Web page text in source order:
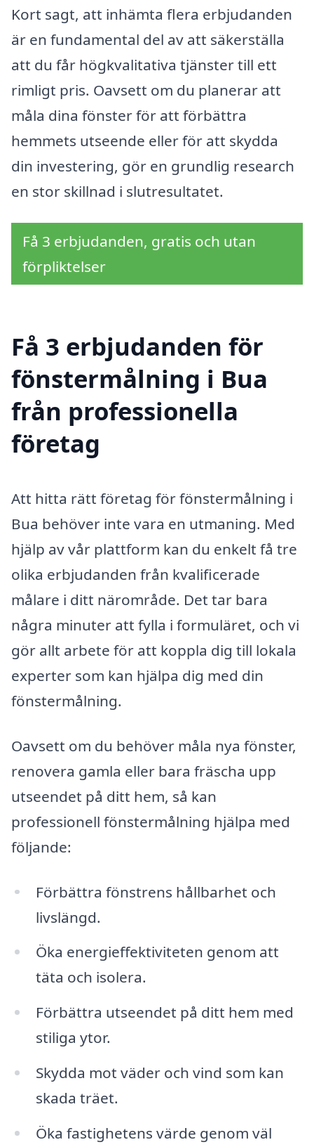
Kort sagt, att inhämta flera erbjudanden
är en fundamental del av att säkerställa
att du får högkvalitativa tjänster till ett
rimligt pris. Oavsett om du planerar att
måla dina fönster för att förbättra
hemmets utseende eller för att skydda
din investering, gör en grundlig research
en stor skillnad i slutresultatet.
Få 3 erbjudanden, gratis och utan
förpliktelser
Få 3 erbjudanden för
fönstermålning i Bua
från professionella
företag
Att hitta rätt företag för fönstermålning i
Bua behöver inte vara en utmaning. Med
hjälp av vår plattform kan du enkelt få tre
olika erbjudanden från kvalificerade
målare i ditt närområde. Det tar bara
några minuter att fylla i formuläret, och vi
gör allt arbete för att koppla dig till lokala
experter som kan hjälpa dig med din
fönstermålning.
Oavsett om du behöver måla nya fönster,
renovera gamla eller bara fräscha upp
utseendet på ditt hem, så kan
professionell fönstermålning hjälpa med
följande:
Förbättra fönstrens hållbarhet och
livslängd.
Öka energieffektiviteten genom att
täta och isolera.
Förbättra utseendet på ditt hem med
stiliga ytor.
Skydda mot väder och vind som kan
skada träet.
Öka fastighetens värde genom väl